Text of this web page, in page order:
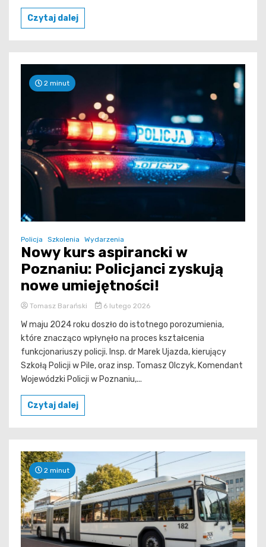
Czytaj dalej
2 minut
Policja Szkolenia Wydarzenia
Nowy kurs aspirancki w
Poznaniu: Policjanci zyskują
nowe umiejętności!
Tomasz Barański 6 lutego 2026
W maju 2024 roku doszło do istotnego porozumienia,
które znacząco wpłynęło na proces kształcenia
funkcjonariuszy policji. Insp. dr Marek Ujazda, kierujący
Szkołą Policji w Pile, oraz insp. Tomasz Olczyk, Komendant
Wojewódzki Policji w Poznaniu,...
Czytaj dalej
2 minut